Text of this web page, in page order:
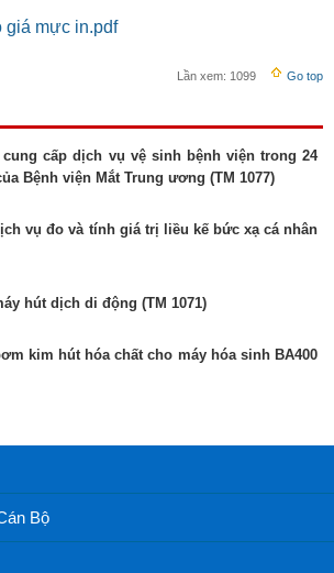
giá mực in.pdf
Lần xem: 1099 Go top
cấp dịch vụ vệ sinh bệnh viện trong 24
Bệnh viện Mắt Trung ương (TM 1077)
vụ đo và tính giá trị liều kế bức xạ cá nhân
hút dịch di động (TM 1071)
kim hút hóa chất cho máy hóa sinh BA400
Bộ